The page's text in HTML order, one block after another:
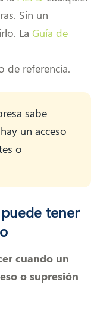
Sin un
La Guía de
de referencia.
sabe
un acceso
o
tener
cuando un
o supresión